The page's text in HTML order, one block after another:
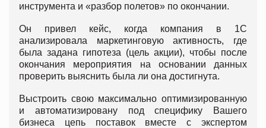
инструмента и «разбор полетов» по окончании.
Он привел кейс, когда компания в 1С
анализировала маркетинговую активность, где
была задана гипотеза (цель акции), чтобы после
окончания мероприятия на основании данных
проверить выяснить была ли она достигнута.
Выстроить свою максимально оптимизированную
и автоматизировану под специфику Вашего
бизнеса цепь поставок вместе с экспертом